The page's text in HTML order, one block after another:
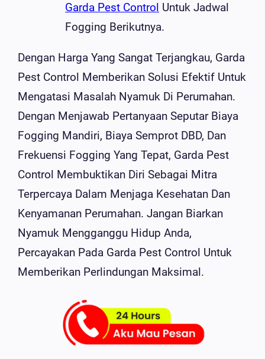
Garda Pest Control Untuk Jadwal
Fogging Berikutnya.
Dengan Harga Yang Sangat Terjangkau, Garda
Pest Control Memberikan Solusi Efektif Untuk
Mengatasi Masalah Nyamuk Di Perumahan.
Dengan Menjawab Pertanyaan Seputar Biaya
Fogging Mandiri, Biaya Semprot DBD, Dan
Frekuensi Fogging Yang Tepat, Garda Pest
Control Membuktikan Diri Sebagai Mitra
Terpercaya Dalam Menjaga Kesehatan Dan
Kenyamanan Perumahan. Jangan Biarkan
Nyamuk Mengganggu Hidup Anda,
Percayakan Pada Garda Pest Control Untuk
Memberikan Perlindungan Maksimal.